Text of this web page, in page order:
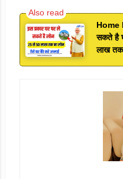
Home
सकते है
लाख तक